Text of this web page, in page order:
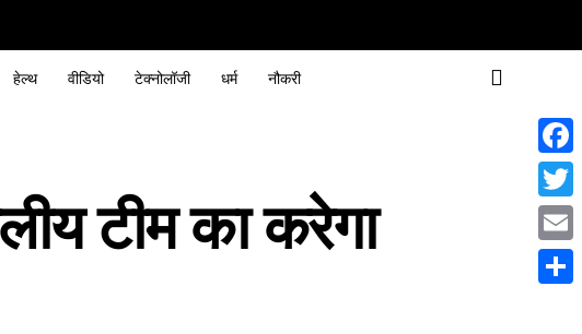
हेल्थ वीडियो टेक्नोलॉजी धर्म नौकरी
टीम का करेगा Email